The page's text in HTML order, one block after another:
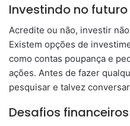
Investindo no futuro
Acredite ou não, investir
Existem opções de
como contas poupança e
ações. Antes de fazer
pesquisar e talvez
Desafios